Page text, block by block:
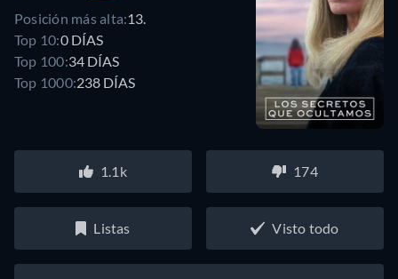
Posición más alta:13.
Top 10:0 DÍAS
Top 100:34 DÍAS
Top 1000:238 DÍAS
1.1k 174
Listas Visto todo